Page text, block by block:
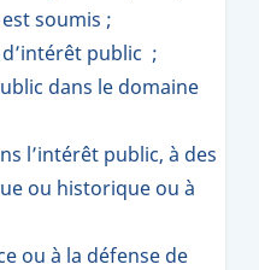
soumis ;
public ;
dans le domaine
l’intérêt public, à des
ou historique ou à
ou à la défense de